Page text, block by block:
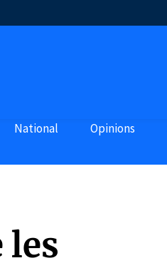
National Opinions
les